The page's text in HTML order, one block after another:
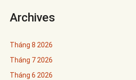
Archives
Tháng 8 2026
Tháng 7 2026
Tháng 6 2026